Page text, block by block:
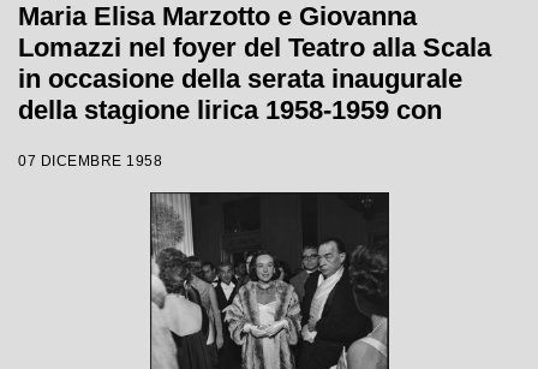
Maria Elisa Marzotto e Giovanna
Lomazzi nel foyer del Teatro alla Scala
in occasione della serata inaugurale
della stagione lirica 1958-1959 con
diretta da Antonino Votto con la regia di
Margherita Wallmann
07 DICEMBRE 1958